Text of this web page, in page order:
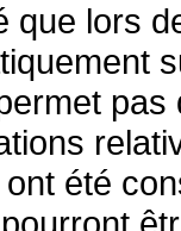
que lors
été